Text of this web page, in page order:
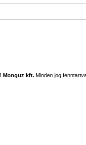
Monguz kft. Minden jog